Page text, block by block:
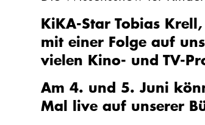
KiKA-Star Tobias
mit einer Folge auf
vielen Kino- und TV-
Am 4. und 5. Juni
Mal live auf unserer